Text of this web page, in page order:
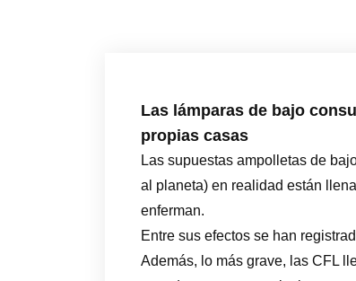
Las lámparas de bajo
propias casas
Las supuestas ampolletas de
al planeta) en realidad están
enferman.
Entre sus efectos se han
Además, lo más grave, las CFL